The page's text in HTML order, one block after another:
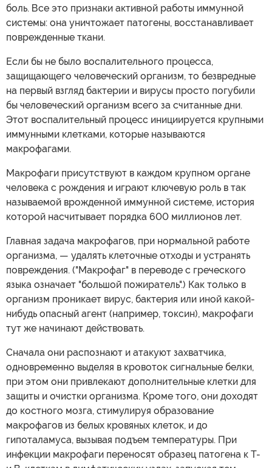
боль. Все это признаки активной работы иммунной
системы: она уничтожает патогены, восстанавливает
поврежденные ткани.
Если бы не было воспалительного процесса,
защищающего человеческий организм, то безвредные
на первый взгляд бактерии и вирусы просто погубили
бы человеческий организм всего за считанные дни.
Этот воспалительный процесс инициируется крупными
иммунными клетками, которые называются
макрофагами.
Макрофаги присутствуют в каждом крупном органе
человека с рождения и играют ключевую роль в так
называемой врожденной иммунной системе, история
которой насчитывает порядка 600 миллионов лет.
Главная задача макрофагов, при нормальной работе
организма, — удалять клеточные отходы и устранять
повреждения. ("Макрофаг" в переводе с греческого
языка означает "большой пожиратель".) Как только в
организм проникает вирус, бактерия или иной какой-
нибудь опасный агент (например, токсин), макрофаги
тут же начинают действовать.
Сначала они распознают и атакуют захватчика,
одновременно выделяя в кровоток сигнальные белки,
при этом они привлекают дополнительные клетки для
защиты и очистки организма. Кроме того, они доходят
до костного мозга, стимулируя образование
макрофагов из белых кровяных клеток, и до
гипоталамуса, вызывая подъем температуры. При
инфекции макрофаги переносят образец патогена к Т-